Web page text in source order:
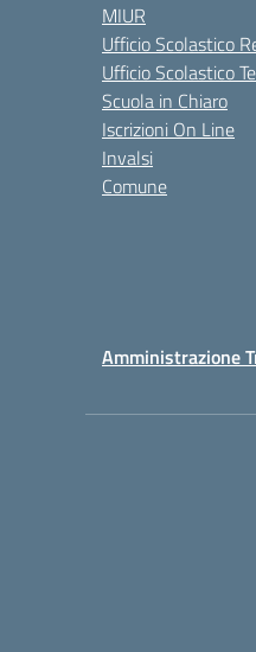
MIUR
Ufficio Scolastico
Ufficio Scolastico
Scuola in Chiaro
Iscrizioni On Line
Invalsi
Comune
Amministrazione